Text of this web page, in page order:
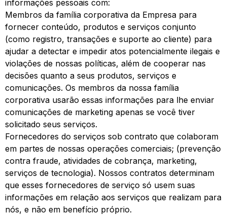
informações pessoais com:
Membros da família corporativa da Empresa para
fornecer conteúdo, produtos e serviços conjunto
(como registro, transações e suporte ao cliente) para
ajudar a detectar e impedir atos potencialmente ilegais e
violações de nossas políticas, além de cooperar nas
decisões quanto a seus produtos, serviços e
comunicações. Os membros da nossa família
corporativa usarão essas informações para lhe enviar
comunicações de marketing apenas se você tiver
solicitado seus serviços.
Fornecedores do serviços sob contrato que colaboram
em partes de nossas operações comerciais; (prevenção
contra fraude, atividades de cobrança, marketing,
serviços de tecnologia). Nossos contratos determinam
que esses fornecedores de serviço só usem suas
informações em relação aos serviços que realizam para
nós, e não em benefício próprio.